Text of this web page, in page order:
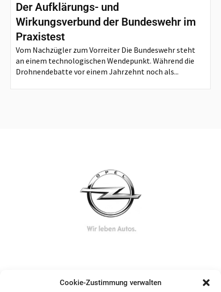
Cookie-Zustimmung verwalten
Der Aufklärungs- und
Wirkungsverbund der Bundeswehr im
Praxistest
Vom Nachzügler zum Vorreiter Die Bundeswehr steht
an einem technologischen Wendepunkt. Während die
Drohnendebatte vor einem Jahrzehnt noch als...